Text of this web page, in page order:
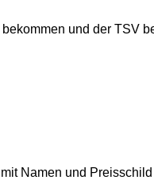
und der TSV
Namen und